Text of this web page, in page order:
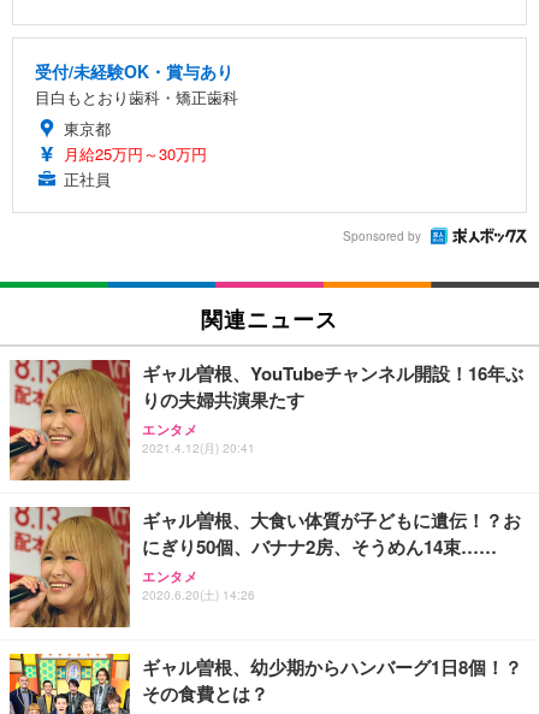
受付/未経験OK・賞与あり
目白もとおり歯科・矯正歯科
東京都
月給25万円～30万円
正社員
Sponsored by
関連ニュース
ギャル曽根、YouTubeチャンネル開設！16年ぶ
りの夫婦共演果たす
エンタメ
2021.4.12(月) 20:41
ギャル曽根、大食い体質が子どもに遺伝！？お
にぎり50個、バナナ2房、そうめん14束……
エンタメ
2020.6.20(土) 14:26
ギャル曽根、幼少期からハンバーグ1日8個！？
その食費とは？